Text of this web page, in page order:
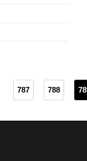
787 788